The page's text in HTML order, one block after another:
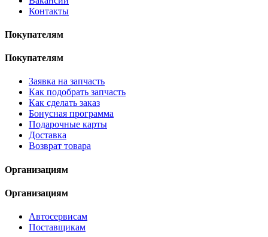
Контакты
Покупателям
Покупателям
Заявка на запчасть
Как подобрать запчасть
Как сделать заказ
Бонусная программа
Подарочные карты
Доставка
Возврат товара
Организациям
Организациям
Автосервисам
Поставщикам